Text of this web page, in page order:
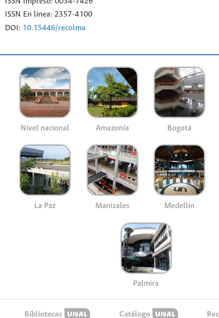
ISSN En línea: 2357-4100
DOI: 10.15446/recolma
Nivel nacional Amazonía Bogotá
La Paz Manizales Medellín
Palmira
Bibliotecas Catálogo